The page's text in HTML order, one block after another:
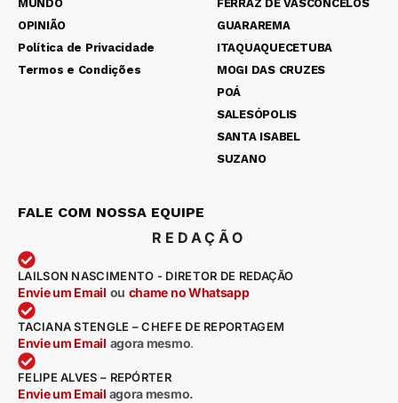
MUNDO
OPINIÃO
Política de Privacidade
Termos e Condições
FERRAZ DE VASCONCELOS
GUARAREMA
ITAQUAQUECETUBA
MOGI DAS CRUZES
POÁ
SALESÓPOLIS
SANTA ISABEL
SUZANO
FALE COM NOSSA EQUIPE
REDAÇÃO
LAILSON NASCIMENTO - DIRETOR DE REDAÇÃO
Envie um Email ou chame no Whatsapp
TACIANA STENGLE – CHEFE DE REPORTAGEM
Envie um Email agora mesmo.
FELIPE ALVES – REPÓRTER
Envie um Email agora mesmo.